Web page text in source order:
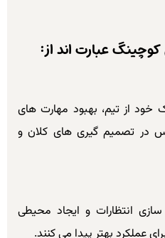
عبارت اند از:
خود از تیم، بهبود مهارت های
در تصمیم گیری های کلان و
انتظارات و ایجاد محیطی
عملکرد بهتر پیدا می کنند.